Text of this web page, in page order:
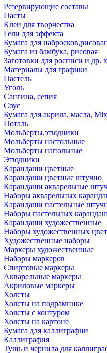
Резервирующие составы
Пасты
Клеи для творчества
Гели для эффекта
Бумага для
Бумага из бамбука, рисовая
Заготовки для росписи и др.
Материалы для графики
Пастель
Уголь
Сангина, сепия
Соус
Бумага для акрила, масла,
Поталь
Мольберты,этюдники
Мольберты настольные
Мольберты напольные
Этюдники
Карандаши цветные
Карандаши цветные штучно
Карандаши акварельные
Наборы акварельных
Карандаши пастельные
Наборы пастельных
Карандаши художественные
Наборы художественных
Художественные наборы
Маркеры художественные
Наборы маркеров
Спиртовые маркеры
Акварельные маркеры
Акриловые маркеры
Холсты
Холсты на подрамнике
Холсты с контуром
Холсты на картоне
Бумага для каллиграфии
Каллиграфия
Тушь и чернила для